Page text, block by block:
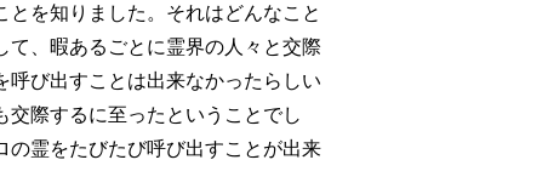
を知りました。それはどんなこと
て、暇あるごとに霊界の人々と交際
呼び出すことは出来なかったらしい
際するに至ったということでし
の霊をたびたび呼び出すことが出来